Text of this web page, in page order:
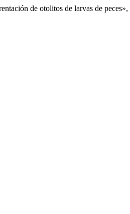
de otolitos de larvas de peces»,